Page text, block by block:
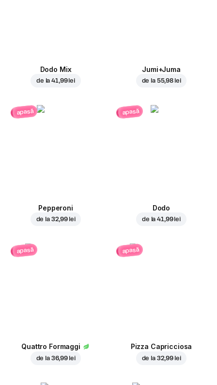
Dodo Mix
de la41,99 lei
Jumi+Juma
de la 55,98 lei
apasă
Pepperoni
de la 32,99 lei
apasă
Dodo
de la41,99 lei
apasă
Quattro Formaggi
de la 36,99 lei
apasă
Pizza Capricciosa
de la 32,99 lei